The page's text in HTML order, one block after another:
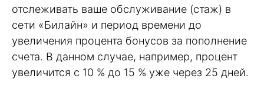
отслеживать ваше обслуживание (стаж) в
сети «Билайн» и период времени до
увеличения процента бонусов за пополнение
счета. В данном случае, например, процент
увеличится с 10 % до 15 % уже через 25 дней.